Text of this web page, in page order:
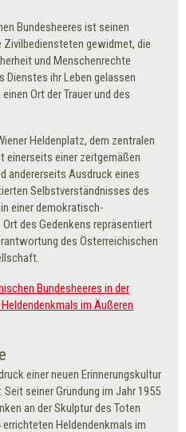
Bundesheeres ist seinen
gewidmet, die
und Menschenrechte
Dienstes ihr Leben gelassen
Ort der Trauer und des
Heldenplatz, dem zentralen
einerseits einer zeitgemäßen
andererseits Ausdruck eines
Selbstverständnisses des
einer demokratisch-
des Gedenkens repräsentiert
des Österreichischen
Bundesheeres in der
im Äußeren
einer neuen Erinnerungskultur
seiner Gründung im Jahr 1955
an der Skulptur des Toten
Heldendenkmals im